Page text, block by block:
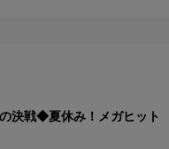
決戦◆夏休み！メガヒット